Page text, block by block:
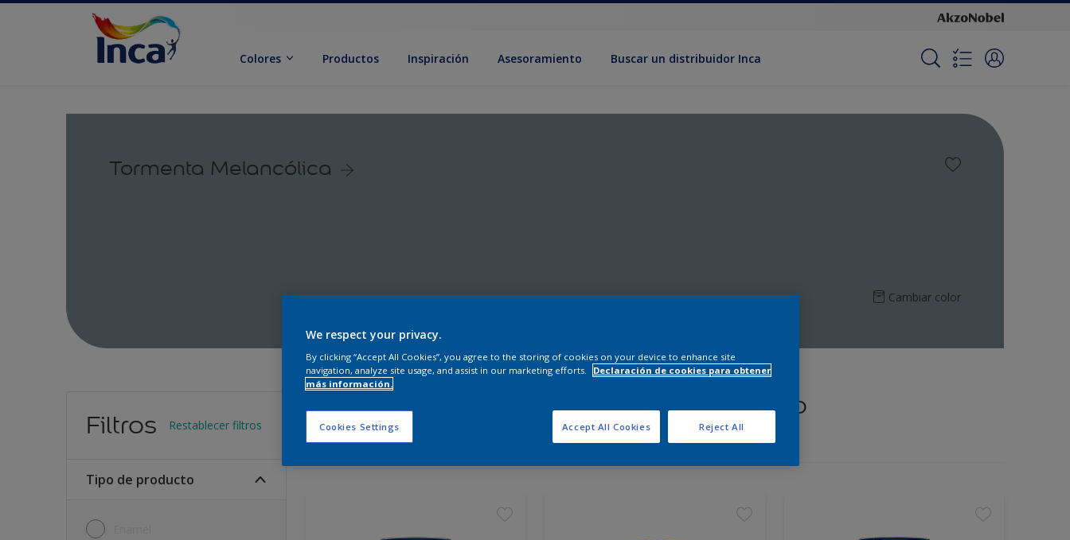
Colores Productos Inspiración Asesoramiento Buscar un distribuidor Inca
Tormenta Melancólica
Cambiar color
Filtros Restablecer filtros
Tipo de producto
Encuentra los productos para tu proyecto
11Productos encontrados
We respect your privacy.
By clicking “Accept All Cookies”, you agree to the storing of cookies on your device to enhance site
navigation, analyze site usage, and assist in our marketing efforts.
Declaración de cookies para obtener
más información.
Cookies Settings Reject All
Accept All Cookies